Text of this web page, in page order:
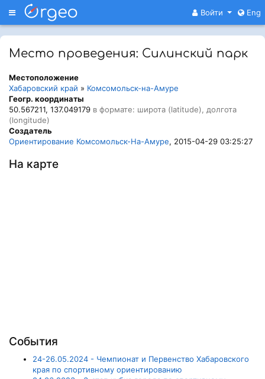
Меню Войти Eng
Место проведения: Силинский парк
Местоположение
Хабаровский край » Комсомольск-на-Амуре
Геогр. координаты
50.567211, 137.049179 в формате: широта (latitude), долгота
(longitude)
Создатель
Ориентирование Комсомольск-На-Амуре, 2015-04-29 03:25:27
На карте
События
24-26.05.2024 - Чемпионат и Первенство Хабаровского
края по спортивному ориентированию